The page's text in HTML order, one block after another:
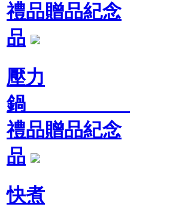
禮品贈品紀念
品
壓力
鍋
禮品贈品紀念
品
快煮